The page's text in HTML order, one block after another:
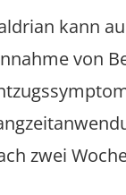
kann
von
zwei